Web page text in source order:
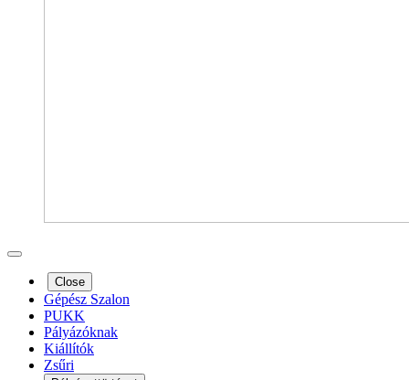
Close
Gépész Szalon
PUKK
Pályázóknak
Kiállítók
Zsűri